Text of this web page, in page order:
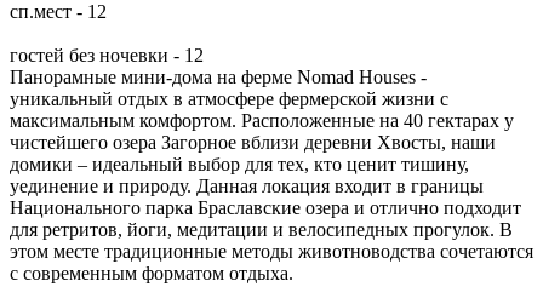
сп.мест - 12
гостей без ночевки - 12
Панорамные мини-дома на ферме Nomad Houses -
уникальный отдых в атмосфере фермерской жизни с
максимальным комфортом. Расположенные на 40 гектарах у
чистейшего озера Загорное вблизи деревни Хвосты, наши
домики – идеальный выбор для тех, кто ценит тишину,
уединение и природу. Данная локация входит в границы
Национального парка Браславские озера и отлично подходит
для ретритов, йоги, медитации и велосипедных прогулок. В
этом месте традиционные методы животноводства сочетаются
с современным форматом отдыха.